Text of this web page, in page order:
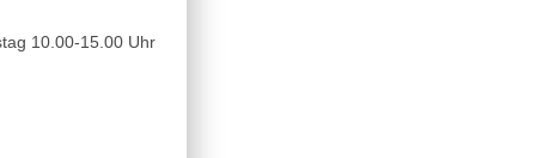
10.00-15.00 Uhr